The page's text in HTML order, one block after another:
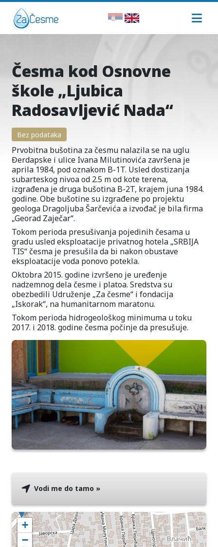
Česma kod Osnovne
škole „Ljubica
Radosavljević Nada“
Bez podataka
Prvobitna bušotina za česmu nalazila se na uglu
Đerdapske i ulice Ivana Milutinovića završena je
aprila 1984, pod oznakom B-1T. Usled dostizanja
subarteskog nivoa od 2.5 m od kote terena,
izgrađena je druga bušotina B-2T, krajem juna 1984.
godine. Obe bušotine su izgrađene po projektu
geologa Dragoljuba Šarčevića a izvođač je bila firma
„Georad Zaječar“.
Tokom perioda presušivanja pojedinih česama u
gradu usled eksploatacije privatnog hotela „SRBIJA
TIS“ česma je presušila da bi nakon obustave
eksploatacije voda ponovo potekla.
Oktobra 2015. godine izvršeno je uređenje
nadzemnog dela česme i platoa. Sredstva su
obezbedili Udruženje „Za česme“ i fondacija
„Iskorak“, na humanitarnom maratonu.
Tokom perioda hidrogeološkog minimuma u toku
2017. i 2018. godine česma počinje da presušuje.
Vodi me do tamo »
+
−